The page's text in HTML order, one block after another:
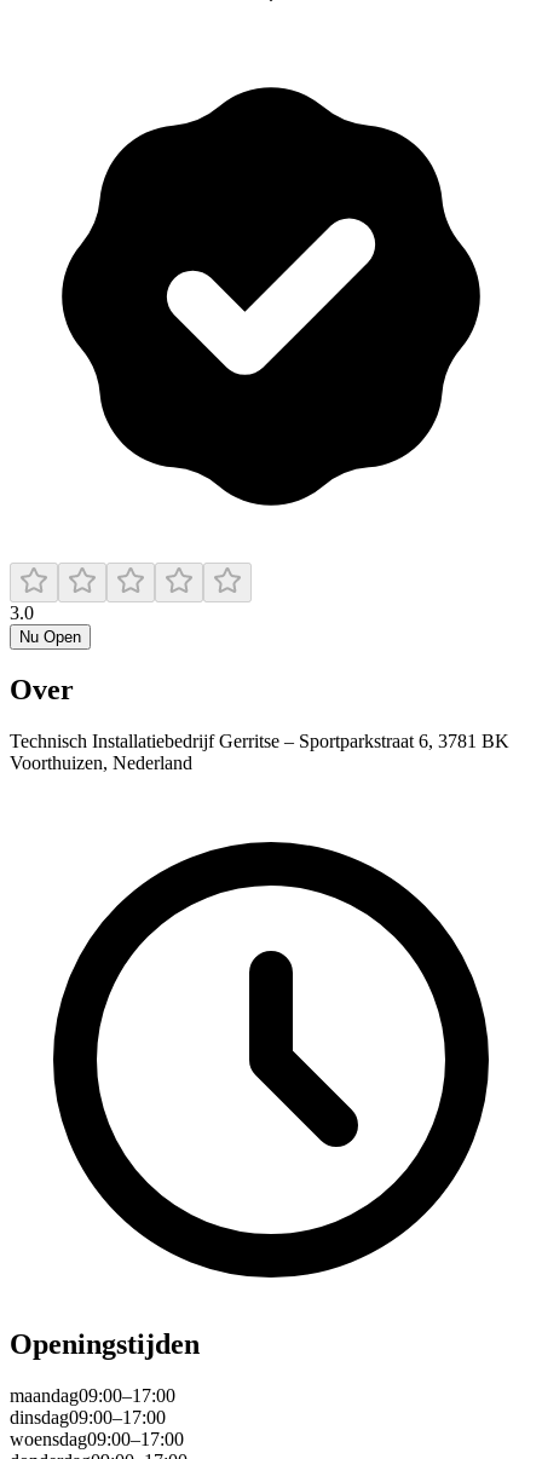
3.0
Nu Open
Over
Technisch Installatiebedrijf Gerritse – Sportparkstraat 6, 3781 BK
Voorthuizen, Nederland
Openingstijden
maandag09:00–17:00
dinsdag09:00–17:00
woensdag09:00–17:00